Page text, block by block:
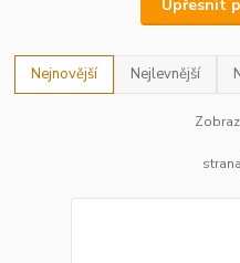
Upřesnit
Nejnovější Nejlevnější
strana